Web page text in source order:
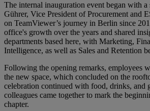
The internal inauguration event began with a
Gührer, Vice President of Procurement and
on TeamViewer’s journey in Berlin since
office's growth over the years and shared
departments based here, with Marketing,
Intelligence, as well as Sales and Retention
Following the opening remarks, employees
the new space, which concluded on the
celebration continued with food, drinks, and
colleagues came together to mark the
chapter.